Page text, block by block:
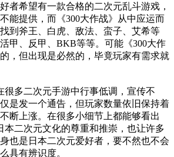
者希望有一款合格的二次元乱斗游戏，
能提供，而《300大作战》从中应运而
到斧王、白虎、敌法、蛮子、艾希等
甲、反甲、BKB等等。可能《300大作
，但出现是必然的，毕竟玩家有需求就
很多二次元手游中行事低调，宣传不
是发一个通告，但玩家数量依旧保持着
断上涨。在很多小细节上都能够看出
本二次元文化的尊重和推崇，也让许多
也是日本二次元爱好者，要不然也不会
具有辨识度。